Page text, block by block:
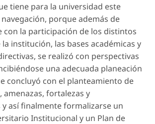
tiene para la universidad este
porque además de
con la participación de los distintos
institución, las bases académicas y
se realizó con perspectivas
una adecuada planeación
concluyó con el planteamiento de
amenazas, fortalezas y
así finalmente formalizarse un
Institucional y un Plan de